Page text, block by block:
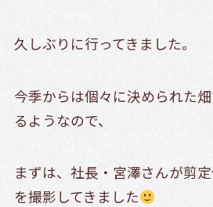
久しぶりに行ってきました。
今季からは個々に決められた
るようなので、
まずは、社長・宮澤さんが剪
を撮影してきました